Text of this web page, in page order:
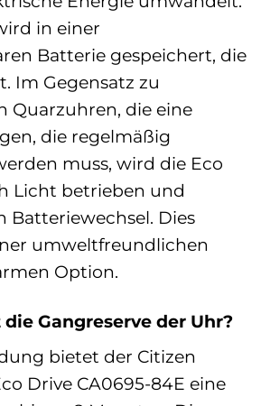
in einer
Batterie gespeichert, die
Im Gegensatz zu
Quarzuhren, die eine
die regelmäßig
muss, wird die Eco
Licht betrieben und
Batteriewechsel. Dies
umweltfreundlichen
Option.
Gangreserve der Uhr?
bietet der Citizen
Drive CA0695-84E eine